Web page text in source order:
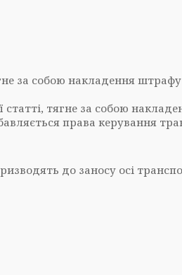
за собою накладення штрафу
тягне за собою
права керування
до заносу осі